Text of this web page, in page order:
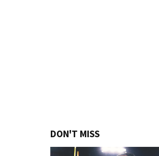
DON'T MISS